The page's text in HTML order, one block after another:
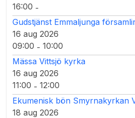
16:00 -
Gudstjänst Emmaljunga
16 aug 2026
09:00 - 10:00
Mässa Vittsjö kyrka
16 aug 2026
11:00 - 12:00
Ekumenisk bön Smyrnakyrkan
18 aug 2026